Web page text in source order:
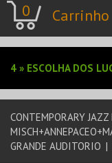
CARRINHO 0
TEATRO & ARTE
FAMÍLIA
DESPORTO &
0 Carrinho
4 » ESCOLHA DOS
CONTEMPORARY
GRANDE AUDITORIO |